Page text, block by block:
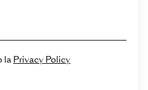
la Privacy Policy